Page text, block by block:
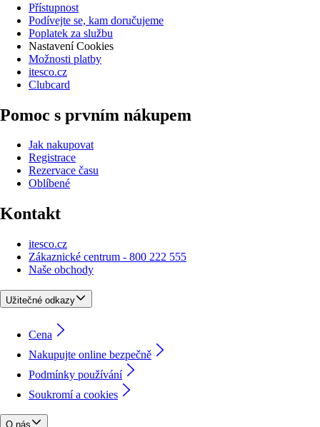
Přístupnost
Podívejte se, kam doručujeme
Poplatek za službu
Nastavení Cookies
Možnosti platby
itesco.cz
Clubcard
Pomoc s prvním nákupem
Jak nakupovat
Registrace
Rezervace času
Oblíbené
Kontakt
itesco.cz
Zákaznické centrum - 800 222 555
Naše obchody
Užitečné odkazy
Cena
Nakupujte online bezpečně
Podmínky používání
Soukromí a cookies
O nás